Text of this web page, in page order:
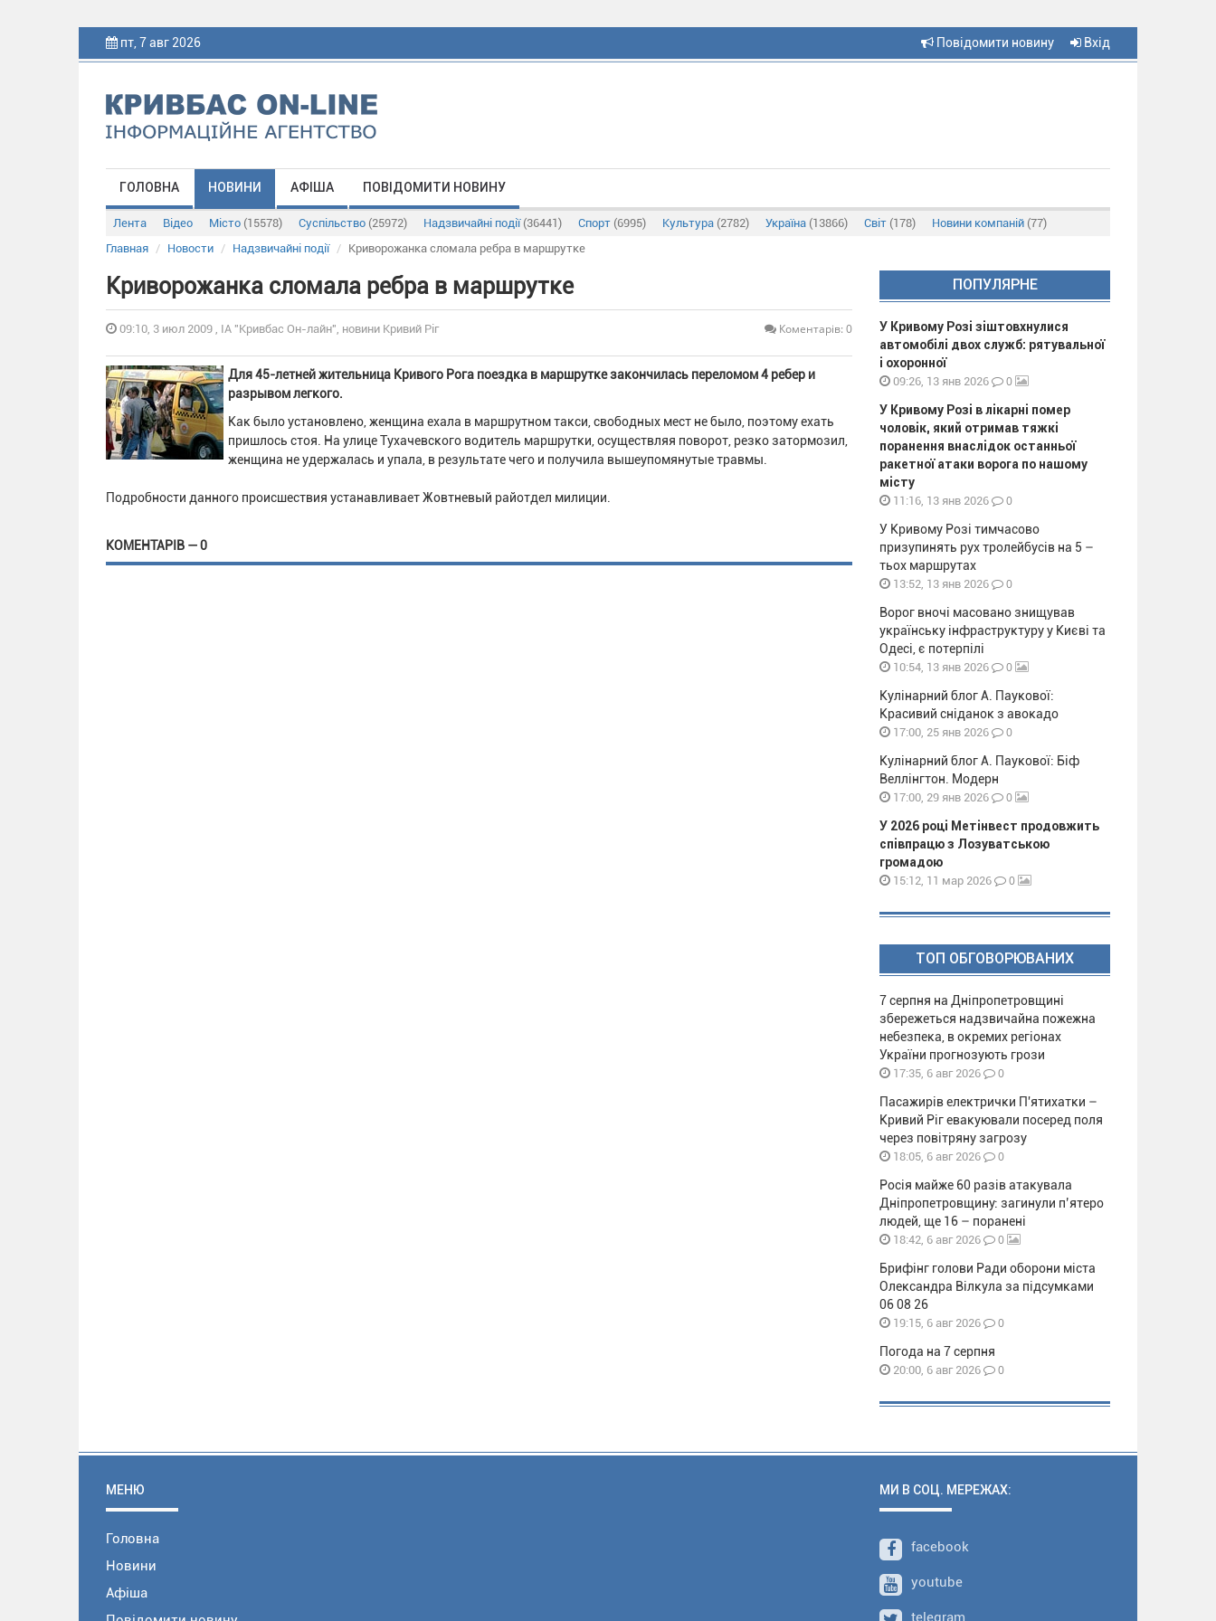
пт, 7 авг 2026 Повідомити новину Вхід
ГОЛОВНА НОВИНИ АФІША ПОВІДОМИТИ НОВИНУ
Лента Відео Місто (15578) Суспільство (25972) Надзвичайні події (36441) Спорт (6995) Культура (2782) Україна (13866) Світ (178) Новини компаній (77)
Главная
Новости Надзвичайні події Криворожанка сломала ребра в маршрутке
Криворожанка сломала ребра в маршрутке
09:10, 3 июл 2009 , ІА "Кривбас Он-лайн", новини Кривий Ріг Коментарів: 0
Для 45-летней жительница Кривого Рога поездка в маршрутке закончилась переломом 4 ребер и
разрывом легкого.
Как было установлено, женщина ехала в маршрутном такси, свободных мест не было, поэтому ехать
пришлось стоя. На улице Тухачевского водитель маршрутки, осуществляя поворот, резко затормозил,
женщина не удержалась и упала, в результате чего и получила вышеупомянутые травмы.
Подробности данного происшествия устанавливает Жовтневый райотдел милиции.
КОМЕНТАРІВ — 0
ПОПУЛЯРНЕ
У Кривому Розі зіштовхнулися
автомобілі двох служб: рятувальної
і охоронної
09:26, 13 янв 2026 0
У Кривому Розі в лікарні помер
чоловік, який отримав тяжкі
поранення внаслідок останньої
ракетної атаки ворога по нашому
місту
11:16, 13 янв 2026 0
У Кривому Розі тимчасово
призупинять рух тролейбусів на 5 –
тьох маршрутах
13:52, 13 янв 2026 0
Ворог вночі масовано знищував
українську інфраструктуру у Києві та
Одесі, є потерпілі
10:54, 13 янв 2026 0
Кулінарний блог А. Паукової:
Красивий сніданок з авокадо
17:00, 25 янв 2026 0
Кулінарний блог А. Паукової: Біф
Веллінгтон. Модерн
17:00, 29 янв 2026 0
У 2026 році Метінвест продовжить
співпрацю з Лозуватською
громадою
15:12, 11 мар 2026 0
ТОП ОБГОВОРЮВАНИХ
7 серпня на Дніпропетровщині
збережеться надзвичайна пожежна
небезпека, в окремих регіонах
України прогнозують грози
17:35, 6 авг 2026 0
Пасажирів електрички П'ятихатки –
Кривий Ріг евакуювали посеред поля
через повітряну загрозу
18:05, 6 авг 2026 0
Росія майже 60 разів атакувала
Дніпропетровщину: загинули п’ятеро
людей, ще 16 – поранені
18:42, 6 авг 2026 0
Брифінг голови Ради оборони міста
Олександра Вілкула за підсумками
06 08 26
19:15, 6 авг 2026 0
Погода на 7 серпня
20:00, 6 авг 2026 0
МЕНЮ
Головна
Новини
Афіша
МИ В СОЦ. МЕРЕЖАХ:
facebook
youtube
telegram